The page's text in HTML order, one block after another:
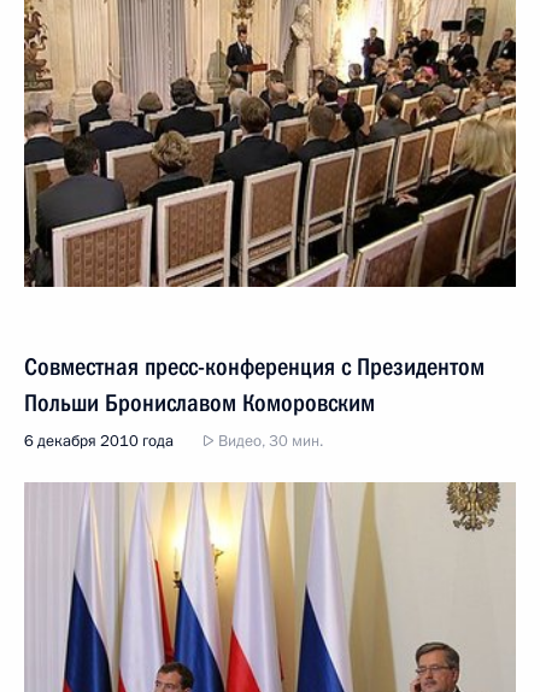
Совместная пресс-конференция с Президентом
Польши Брониславом Коморовским
6 декабря 2010 года Видео, 30 мин.